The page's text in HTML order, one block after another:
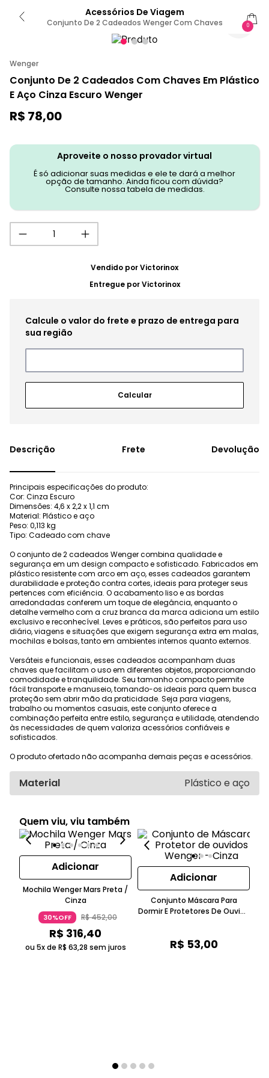
Acessórios De Viagem
Conjunto De 2 Cadeados Wenger Com Chaves 0
Wenger
Conjunto De 2 Cadeados Com Chaves Em Plástico
E Aço Cinza Escuro Wenger
R$ 78,00
Aproveite o nosso provador virtual
É só adicionar suas medidas e ele te dará a melhor
opção de tamanho. Ainda ficou com dúvida?
Consulte nossa tabela de medidas.
Vendido porVictorinox
Entregue porVictorinox
Frete Devolução
Principais especificações do produto:
Cor: Cinza Escuro
Dimensões: 4,6 x 2,2 x 1,1 cm
Material: Plástico e aço
Peso: 0,113 kg
Tipo: Cadeado com chave
O conjunto de 2 cadeados Wenger combina qualidade e
segurança em um design compacto e sofisticado. Fabricados em
plástico resistente com arco em aço, esses cadeados garantem
durabilidade e proteção contra cortes, ideais para proteger seus
pertences com eficiência. O acabamento liso e as bordas
arredondadas conferem um toque de elegância, enquanto o
detalhe vermelho com a cruz branca da marca adiciona um estilo
exclusivo e reconhecível. Leves e práticos, são perfeitos para uso
diário, viagens e situações que exigem segurança extra em malas,
mochilas e bolsas, tanto em ambientes internos quanto externos.
Versáteis e funcionais, esses cadeados acompanham duas
chaves que facilitam o uso em diferentes objetos, proporcionando
comodidade e tranquilidade. Seu tamanho compacto permite
fácil transporte e manuseio, tornando-os ideais para quem busca
proteção sem abrir mão da praticidade. Seja para viagens,
trabalho ou momentos casuais, este conjunto oferece a
combinação perfeita entre estilo, segurança e utilidade, atendendo
às necessidades de quem valoriza acessórios confiáveis e
sofisticados.
O produto ofertado não acompanha demais peças e acessórios.
Material Plástico e aço
Quem viu, viu também
Adicionar
Mochila Wenger Mars Preta /
Cinza
30%OFF R$452,00
R$ 316,40
ou 5x de R$ 63,28 sem juros
Adicionar
Conjunto Máscara Para
Dormir E Protetores De Ouvido
R$ 53,00